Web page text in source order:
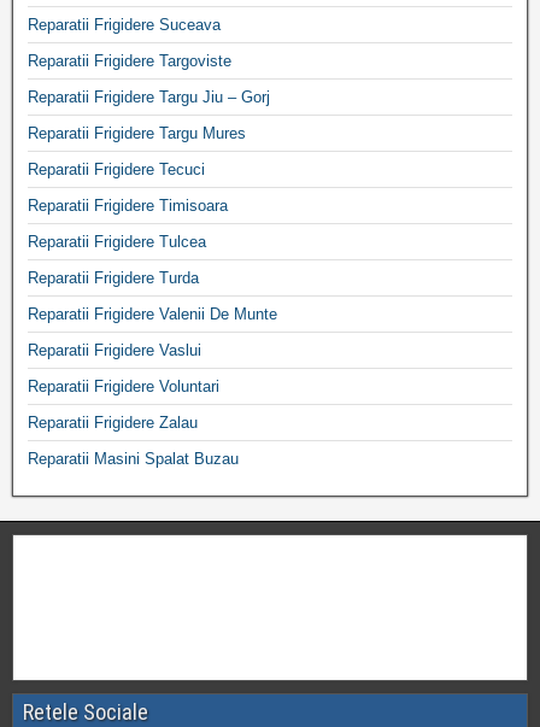
Reparatii Frigidere Suceava
Reparatii Frigidere Targoviste
Reparatii Frigidere Targu Jiu – Gorj
Reparatii Frigidere Targu Mures
Reparatii Frigidere Tecuci
Reparatii Frigidere Timisoara
Reparatii Frigidere Tulcea
Reparatii Frigidere Turda
Reparatii Frigidere Valenii De Munte
Reparatii Frigidere Vaslui
Reparatii Frigidere Voluntari
Reparatii Frigidere Zalau
Reparatii Masini Spalat Buzau
Retele Sociale